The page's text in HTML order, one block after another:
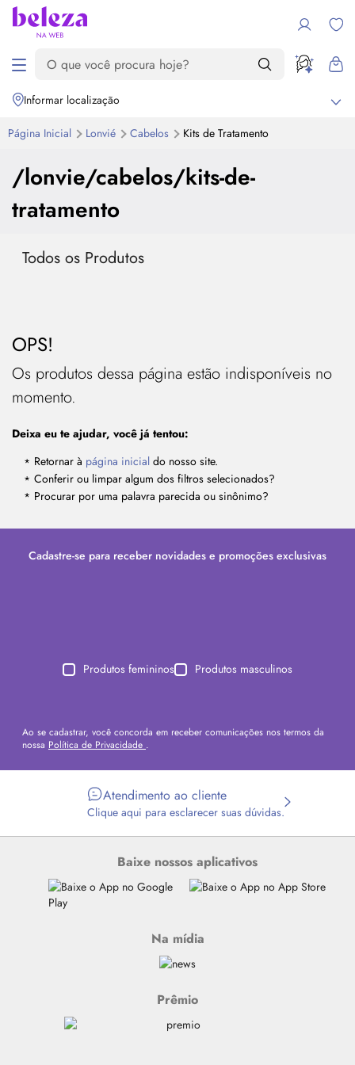
Informar localização
Página Inicial Lonvié Cabelos Kits de Tratamento
/lonvie/cabelos/kits-de-
tratamento
Todos os Produtos
OPS!
Os produtos dessa página estão indisponíveis no
momento.
Deixa eu te ajudar, você já tentou:
Retornar à página inicial do nosso site.
Conferir ou limpar algum dos filtros selecionados?
Procurar por uma palavra parecida ou sinônimo?
Cadastre-se para receber novidades e promoções exclusivas
Produtos femininos Produtos masculinos
Ao se cadastrar, você concorda em receber comunicações nos termos da
nossa Política de Privacidade .
Atendimento ao cliente
Clique aqui para esclarecer suas dúvidas.
Baixe nossos aplicativos
Na mídia
Prêmio